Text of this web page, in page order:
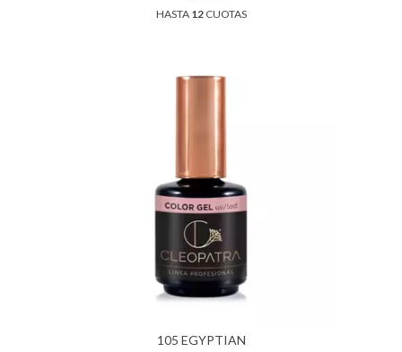
HASTA 12CUOTAS
105 EGYPTIAN